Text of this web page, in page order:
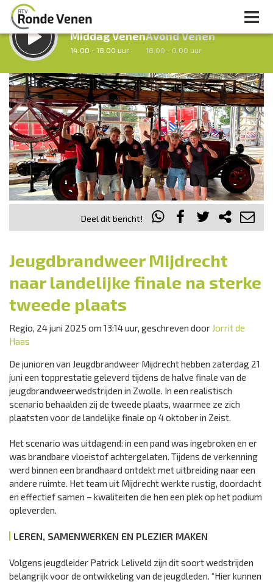
LUISTER LIVE:
Middag Venen
14.00 - 18.00 uur
Avond Venen
18.00 - 0.00 uur
Vorig uur uur 1 van 0 Volgend uur
Inklappen
Deel dit bericht!
Jeugdbrandweer Mijdrecht
naar landelijke finale na sterke
tweede plaats
Regio, 24 juni 2025 om 13:14 uur, geschreven door Jorrit de
Haas
De junioren van Jeugdbrandweer Mijdrecht hebben zaterdag 21
juni een topprestatie geleverd tijdens de halve finale van de
jeugdbrandweerwedstrijden in Zwolle. In een realistisch
scenario behaalden zij de tweede plaats, waarmee ze zich
plaatsten voor de landelijke finale op 4 oktober in Zeist.
Het scenario was uitdagend: in een pand was ingebroken en er
was brandbare vloeistof achtergelaten. Tijdens de verkenning
werd binnen een brandhaard ontdekt met uitbreiding naar een
andere ruimte. Het team uit Mijdrecht werkte rustig, doordacht
en effectief samen – kwaliteiten die hen een plek op het podium
opleverden.
LEREN, SAMENWERKEN EN PLEZIER MAKEN
Volgens jeugdleider Patrick Leliveld zijn dit soort wedstrijden
belangrijk voor de ontwikkeling van de jeugdleden. “Hier kunnen